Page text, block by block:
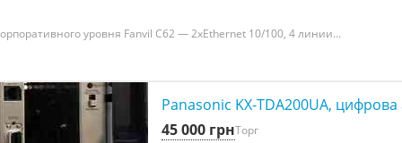
уровня Fanvil С62 — 2xEthernet 10/100, 4 линии...
Panasonic KX-TDA200UA, цифрова
45 000 грнТорг